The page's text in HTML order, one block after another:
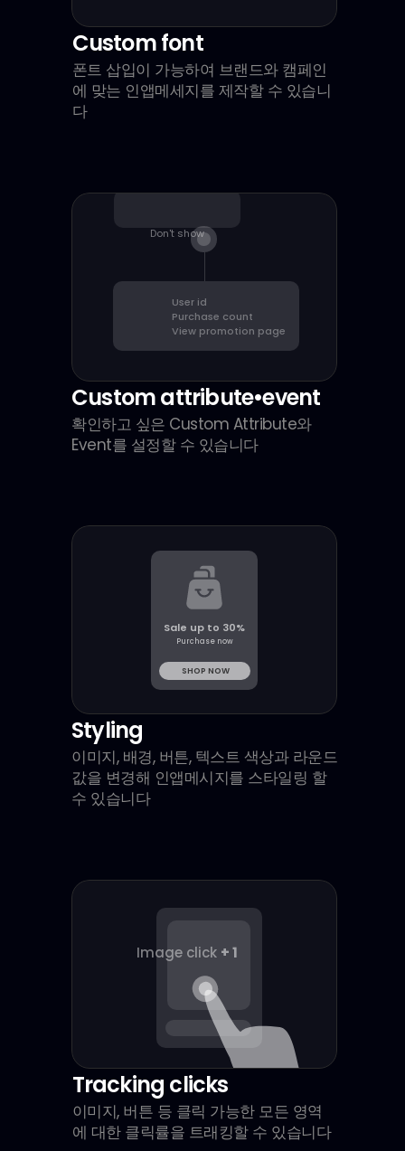
Custom font
폰트 삽입이 가능하여 브랜드와 캠페인
에 맞는 인앱메세지를 제작할 수 있습니
다
Don't show
User id
Purchase count
View promotion page
Custom attribute•event
확인하고 싶은 Custom Attribute와
Event를 설정할 수 있습니다
SHOP NOW
Sale up to 30%
Purchase now
Styling
이미지, 배경, 버튼, 텍스트 색상과 라운드
값을 변경해 인앱메시지를 스타일링 할
수 있습니다
Image click + 1
Tracking clicks
이미지, 버튼 등 클릭 가능한 모든 영역
에 대한 클릭률을 트래킹할 수 있습니다